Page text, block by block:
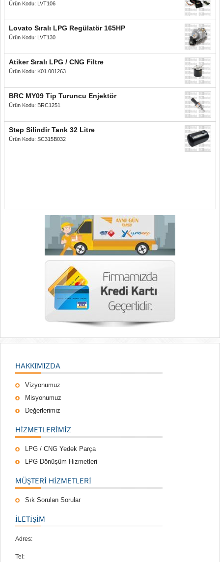
Ürün Kodu: LVT106
Lovato Sıralı LPG Regülatör 165HP
Ürün Kodu: LVT130
Atiker Sıralı LPG / CNG Filtre
Ürün Kodu: K01.001263
BRC MY09 Tip Turuncu Enjektör
Ürün Kodu: BRC1251
Step Silindir Tank 32 Litre
Ürün Kodu: SC315B032
HAKKIMIZDA
Vizyonumuz
Misyonumuz
Değerlerimiz
HIZMETLERIMIZ
LPG / CNG Yedek Parça
LPG Dönüşüm Hizmetleri
MÜŞTERI HIZMETLERI
Sık Sorulan Sorular
İLETİŞİM
Adres:
Tel: